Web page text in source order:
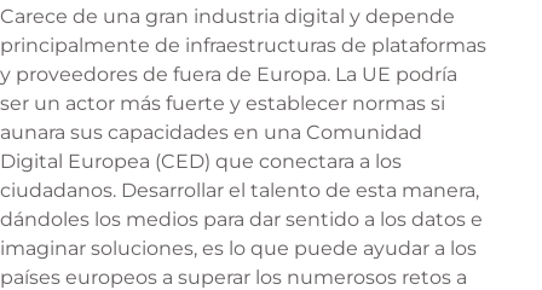
Carece de una gran industria digital y depende
principalmente de infraestructuras de plataformas
y proveedores de fuera de Europa. La UE podría
ser un actor más fuerte y establecer normas si
aunara sus capacidades en una Comunidad
Digital Europea (CED) que conectara a los
ciudadanos. Desarrollar el talento de esta manera,
dándoles los medios para dar sentido a los datos e
imaginar soluciones, es lo que puede ayudar a los
países europeos a superar los numerosos retos a